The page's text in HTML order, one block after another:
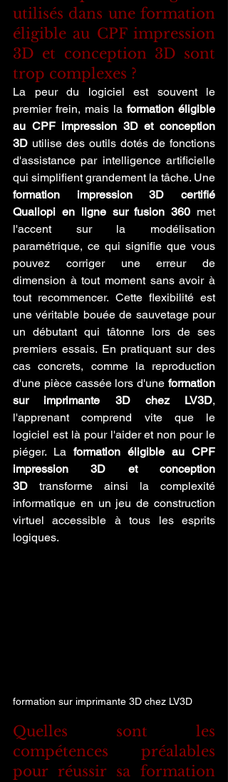
utilisés dans une formation
éligible au CPF impression
3D et conception 3D sont
trop complexes ?
La peur du logiciel est souvent le
premier frein, mais la formation éligible
au CPF impression 3D et conception
3D utilise des outils dotés de fonctions
d'assistance par intelligence artificielle
formation impression 3D certifié
Qualiopi en ligne sur fusion 360 met
l'accent sur la modélisation
paramétrique, ce qui signifie que vous
pouvez corriger une erreur de
dimension à tout moment sans avoir à
tout recommencer. Cette flexibilité est
une véritable bouée de sauvetage pour
un débutant qui tâtonne lors de ses
premiers essais. En pratiquant sur des
cas concrets, comme la reproduction
d'une pièce cassée lors d'une formation
sur imprimante 3D chez LV3D,
l'apprenant comprend vite que le
logiciel est là pour l'aider et non pour le
piéger. La formation éligible au CPF
impression 3D et conception
3D transforme ainsi la complexité
informatique en un jeu de construction
virtuel accessible à tous les esprits
logiques.
formation sur imprimante 3D chez LV3D
Quelles sont les
compétences préalables
pour réussir sa formation